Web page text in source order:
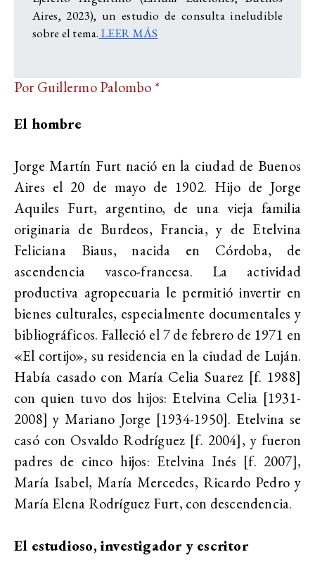
Aires, 2023), un estudio de consulta ineludible
sobre el tema. LEER MÁS
Por Guillermo Palombo *
El hombre
Jorge Martín Furt nació en la ciudad de Buenos
Aires el 20 de mayo de 1902. Hijo de Jorge
Aquiles Furt, argentino, de una vieja familia
originaria de Burdeos, Francia, y de Etelvina
Feliciana Biaus, nacida en Córdoba, de
ascendencia vasco-francesa. La actividad
productiva agropecuaria le permitió invertir en
bienes culturales, especialmente documentales y
bibliográficos. Falleció el 7 de febrero de 1971 en
«El cortijo», su residencia en la ciudad de Luján.
Había casado con María Celia Suarez [f. 1988]
con quien tuvo dos hijos: Etelvina Celia [1931-
2008] y Mariano Jorge [1934-1950]. Etelvina se
casó con Osvaldo Rodríguez [f. 2004], y fueron
padres de cinco hijos: Etelvina Inés [f. 2007],
María Isabel, María Mercedes, Ricardo Pedro y
María Elena Rodríguez Furt, con descendencia.
El estudioso, investigador y escritor